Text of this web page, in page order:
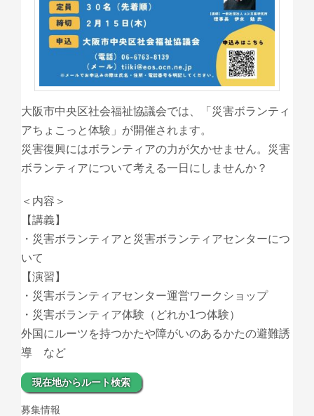
大阪市中央区社会福祉協議会では、「災害ボランティ
アちょこっと体験」が開催されます。
災害復興にはボランティアの力が欠かせません。災害
ボランティアについて考える一日にしませんか？
＜内容＞
【講義】
・災害ボランティアと災害ボランティアセンターにつ
いて
【演習】
・災害ボランティアセンター運営ワークショップ
・災害ボランティア体験（どれか1つ体験）
外国にルーツを持つかたや障がいのあるかたの避難誘
導 など
現在地からルート検索
募集情報